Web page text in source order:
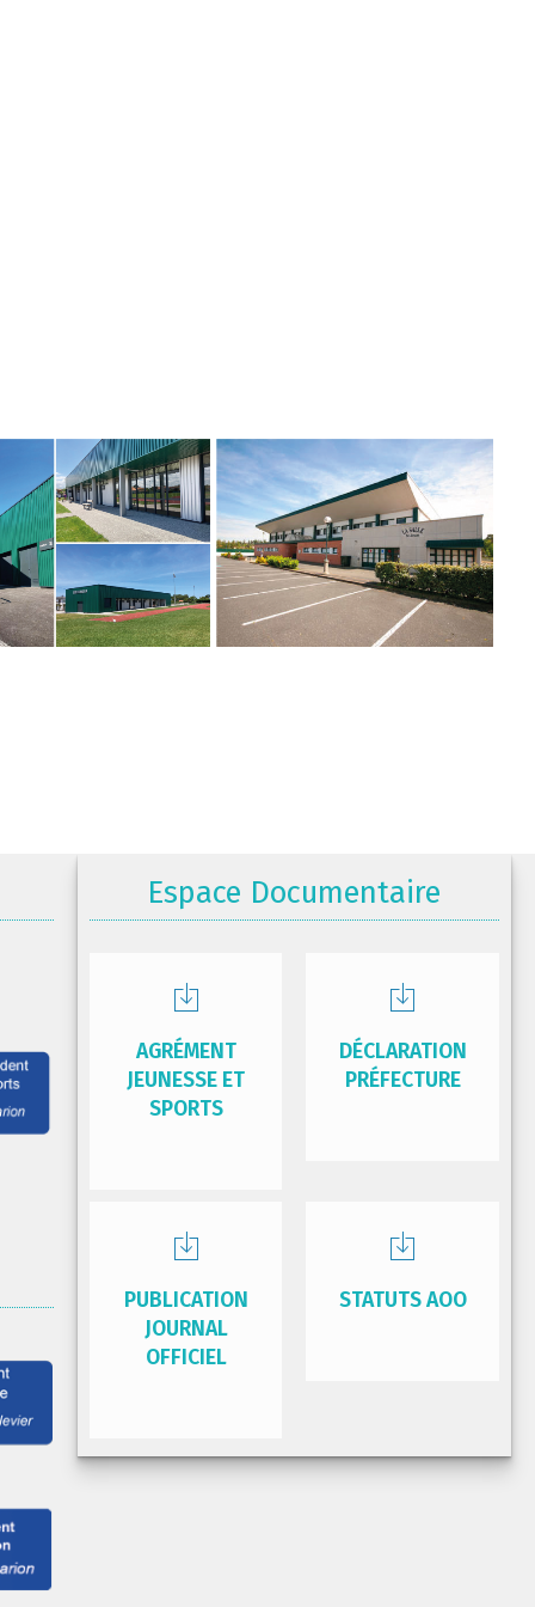
Espace Documentaire
AGRÉMENT
JEUNESSE ET
SPORTS
DÉCLARATION
PRÉFECTURE
PUBLICATION
JOURNAL
OFFICIEL
STATUTS AOO